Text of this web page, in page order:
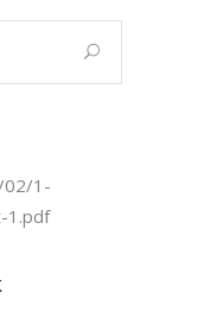
02/1-
1.pdf